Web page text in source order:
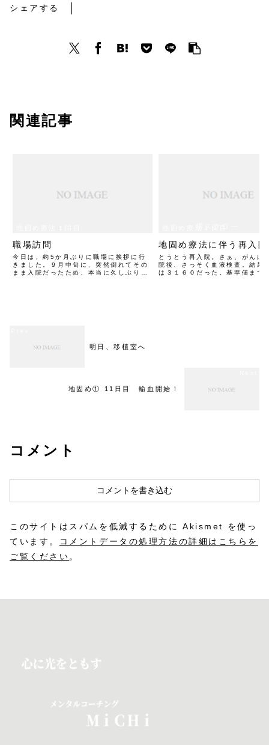
シェアする
関連記事
職場訪問
今日は、約5か月ぶりに職場に挨拶に行
きました。９月中旬に、突然倒れてその
まま入院だったため、本当に久しぶりで
地固め療法に伴う再入院
とうとう再入院。さぁ、がんば
院後、さっそく血液検査。結果
は３１６０だった。基準値まで
ルできます
明日、移植室へ
地固め① 11日目 輸血開始！
コメント
コメントを書き込む
このサイトはスパムを低減するために Akismet を使っ
ています。
コメントデータの処理方法の詳細はこちらを
ご覧ください。